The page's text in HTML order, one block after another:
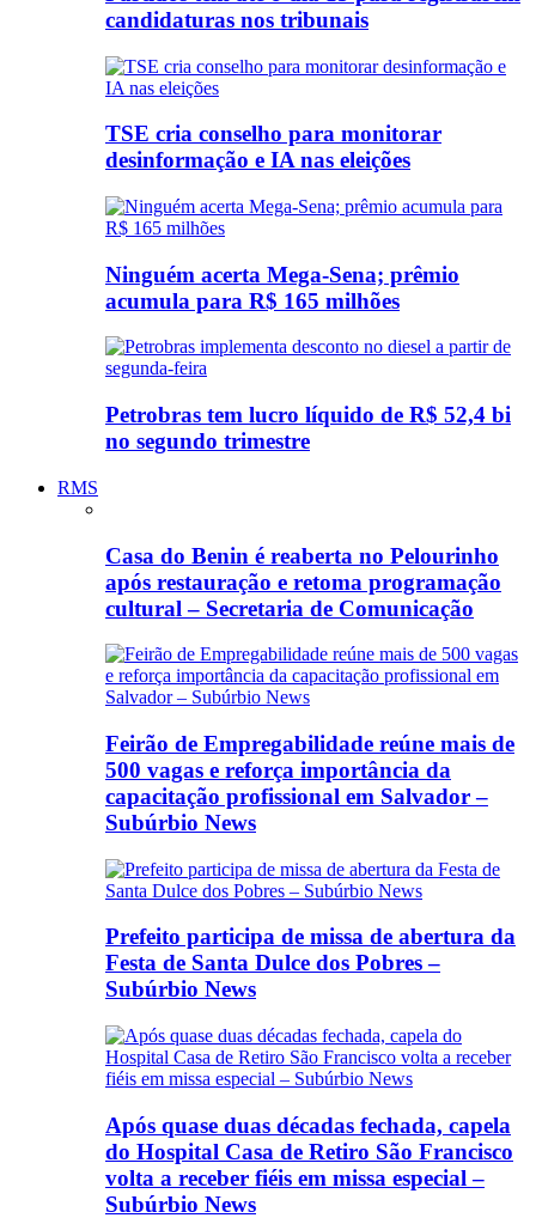
candidaturas nos tribunais
TSE cria conselho para monitorar
desinformação e IA nas eleições
Ninguém acerta Mega-Sena; prêmio
acumula para R$ 165 milhões
Petrobras tem lucro líquido de R$ 52,4 bi
no segundo trimestre
RMS
Casa do Benin é reaberta no Pelourinho
após restauração e retoma programação
cultural – Secretaria de Comunicação
Feirão de Empregabilidade reúne mais de
500 vagas e reforça importância da
capacitação profissional em Salvador –
Subúrbio News
Prefeito participa de missa de abertura da
Festa de Santa Dulce dos Pobres –
Subúrbio News
Após quase duas décadas fechada, capela
do Hospital Casa de Retiro São Francisco
volta a receber fiéis em missa especial –
Subúrbio News